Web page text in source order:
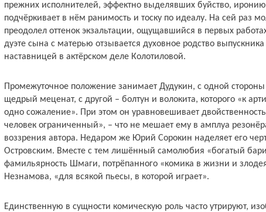
прежних исполнителей, эффектно выделявших буйство,
подчёркивает в нём ранимость и тоску по идеалу. На сей раз
преодолел оттенок экзальтации, ощущавшийся в первых
дуэте сына с матерью отзывается духовное родство
наставницей в актёрском деле Колотиловой.
Промежуточное положение занимает Дудукин, с одной
щедрый меценат, с другой – болтун и волокита, которого «к
одно сожаление». При этом он уравновешивает
человек ограниченный», – что не мешает ему в амплуа
воззрения автора. Недаром же Юрий Сорокин наделяет его
Островским. Вместе с тем лишённый самолюбия «богатый
фамильярность Шмаги, потрёпанного «комика в жизни и
Незнамова, «для всякой пьесы, в которой играет».
Единственную в сущности комическую роль часто утрируют,